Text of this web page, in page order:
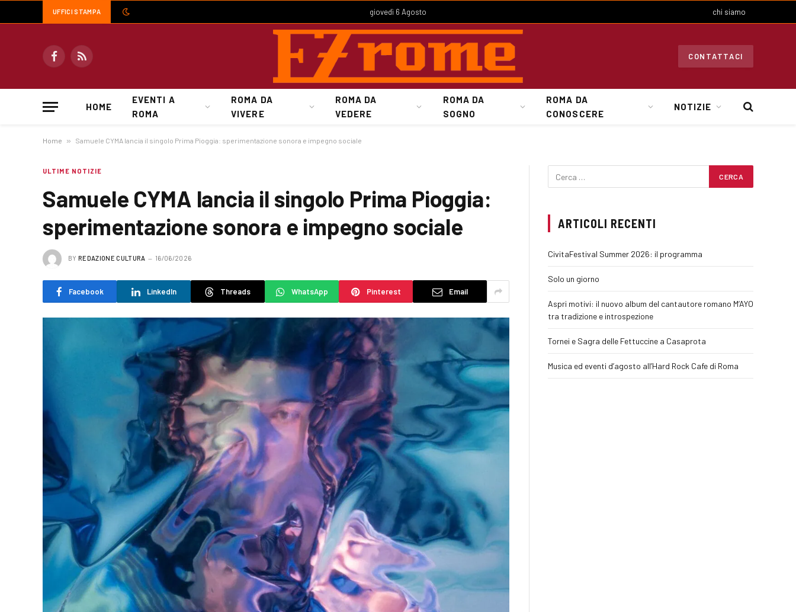
UFFICI STAMPA giovedì 6 Agosto chi siamo
FacebookRSS
CONTATTACI
HOME
EVENTI A
ROMA
ROMA DA
VIVERE
ROMA DA
VEDERE
ROMA DA
SOGNO
ROMA DA
CONOSCERE
NOTIZIE
Home » Samuele CYMA lancia il singolo Prima Pioggia: sperimentazione sonora e impegno sociale
ULTIME NOTIZIE
Samuele CYMA lancia il singolo Prima Pioggia:
sperimentazione sonora e impegno sociale
BY REDAZIONE CULTURA 16/06/2026
Facebook LinkedIn Threads WhatsApp Pinterest Email
ARTICOLI RECENTI
CivitaFestival Summer 2026: il programma
Solo un giorno
Aspri motivi: il nuovo album del cantautore romano M’AYO
tra tradizione e introspezione
Tornei e Sagra delle Fettuccine a Casaprota
Musica ed eventi d’agosto all’Hard Rock Cafe di Roma